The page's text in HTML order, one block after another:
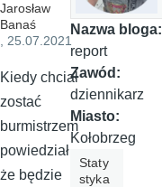
Jarosław
Banaś
, 25.07.2021
Kiedy chciał
zostać
burmistrzem
powiedział,
że będzie
Nazwa bloga:
report
Zawód:
dziennikarz
Miasto:
Kołobrzeg
Staty
styka